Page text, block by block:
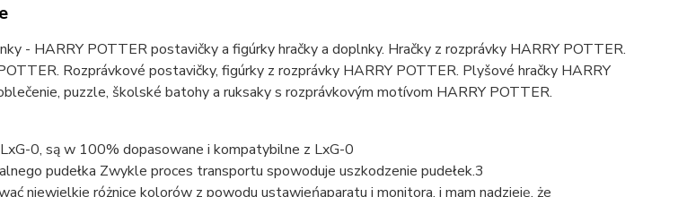
- HARRY POTTER postavičky a figúrky hračky a doplnky. Hračky z rozprávky HARRY POTTER.
Rozprávkové postavičky, figúrky z rozprávky HARRY POTTER. Plyšové hračky HARRY
puzzle, školské batohy a ruksaky s rozprávkovým motívom HARRY POTTER.
0, są w 100% dopasowane i kompatybilne z LxG-0
pudełka Zwykle proces transportu spowoduje uszkodzenie pudełek.3
niewielkie różnice kolorów z powodu ustawieńaparatu i monitora, i mam nadzieję, że